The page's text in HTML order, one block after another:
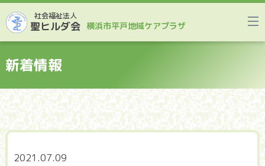
社会福祉法人
聖ヒルダ会 横浜市平戸地域ケアプラザ
新着情報
2021.07.09